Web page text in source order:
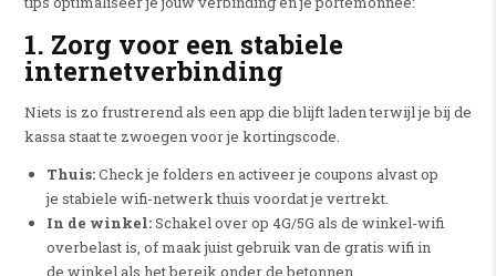
1. Zorg voor een stabiele
internetverbinding
Niets is zo frustrerend als een app die blijft laden terwijl je bij de
kassa staat te zwoegen voor je kortingscode.
Thuis:Check je folders en activeer je coupons alvast op
je stabiele wifi-netwerk thuis voordat je vertrekt.
In de winkel:Schakel over op 4G/5G als de winkel-wifi
overbelast is, of maak juist gebruik van de gratis wifi in
de winkel als het bereik onder de betonnen